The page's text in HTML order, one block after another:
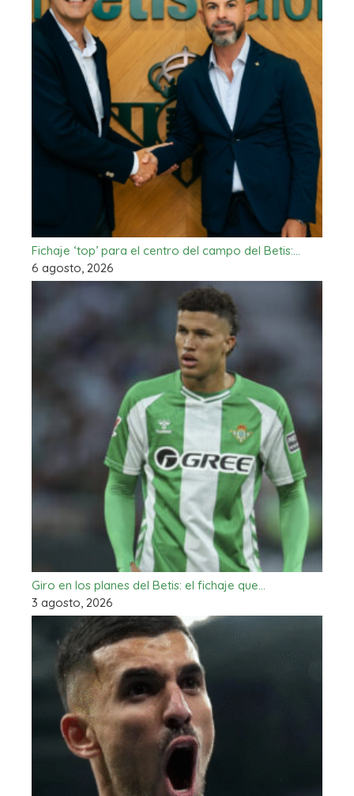
Fichaje ‘top’ para el centro del campo del Betis:…
6 agosto, 2026
Giro en los planes del Betis: el fichaje que…
3 agosto, 2026